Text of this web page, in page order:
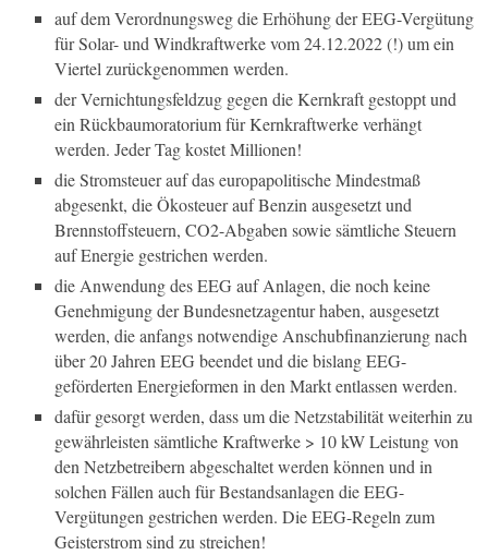
auf dem Verordnungsweg die Erhöhung der EEG-Vergütung
für Solar- und Windkraftwerke vom 24.12.2022 (!) um ein
Viertel zurückgenommen werden.
der Vernichtungsfeldzug gegen die Kernkraft gestoppt und
ein Rückbaumoratorium für Kernkraftwerke verhängt
werden. Jeder Tag kostet Millionen!
die Stromsteuer auf das europapolitische Mindestmaß
abgesenkt, die Ökosteuer auf Benzin ausgesetzt und
Brennstoffsteuern, CO2-Abgaben sowie sämtliche Steuern
auf Energie gestrichen werden.
die Anwendung des EEG auf Anlagen, die noch keine
Genehmigung der Bundesnetzagentur haben, ausgesetzt
werden, die anfangs notwendige Anschubfinanzierung nach
über 20 Jahren EEG beendet und die bislang EEG-
geförderten Energieformen in den Markt entlassen werden.
dafür gesorgt werden, dass um die Netzstabilität weiterhin zu
gewährleisten sämtliche Kraftwerke > 10 kW Leistung von
den Netzbetreibern abgeschaltet werden können und in
solchen Fällen auch für Bestandsanlagen die EEG-
Vergütungen gestrichen werden. Die EEG-Regeln zum
Geisterstrom sind zu streichen!